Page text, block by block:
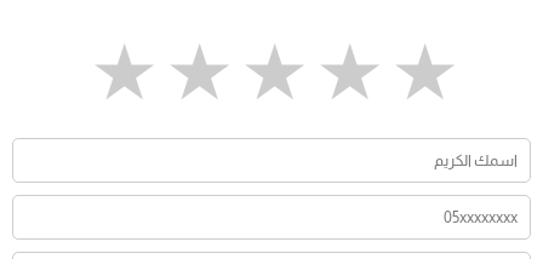
★ ★ ★ ★ ★